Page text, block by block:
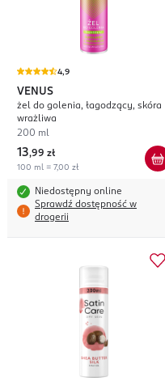
4,9
VENUS
żel do golenia, łagodzący, skóra
wrażliwa
200 ml
13,99 zł
100 ml = 7,00 zł
Niedostępny online
Sprawdź dostępność w
drogerii